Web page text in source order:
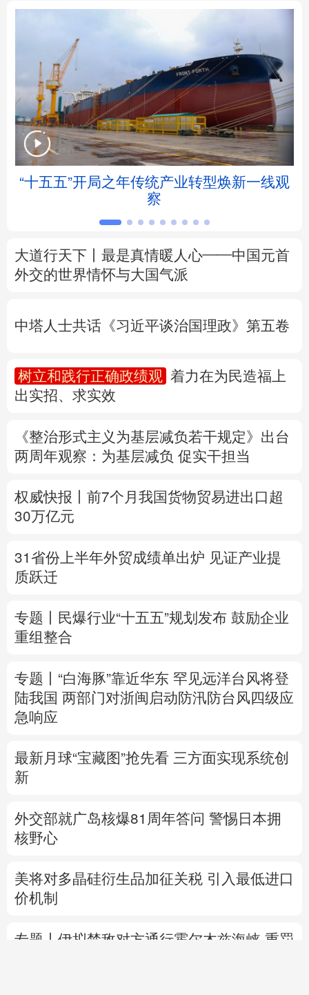
地方频道
北京 天津 河北 山西
辽宁 吉林 上海 江苏
浙江 安徽 福建 江西
四川 贵州 云南
多语种频道
English Español Français عربى
Deutsch
“十五五”开局之年传统产业转型焕新一线观
察
大道行天下丨最是真情暖人心——中国元首
外交的世界情怀与大国气派
中塔人士共话《习近平谈治国理政》第五卷
树立和践行正确政绩观
着力在为民造福上
出实招、求实效
《整治形式主义为基层减负若干规定》出台
两周年观察 ：为基层减负 促实干担当
权威快报丨前7个月我国货物贸易进出口超
30万亿元
31省份上半年外贸成绩单出炉 见证产业提
质跃迁
专题丨
民爆行业“十五五”规划发布 鼓励企业
重组整合
专题丨 “白海豚”靠近华东 罕见远洋台风将登
陆我国 两部门对浙闽启动防汛防台风四级应
急响应
最新月球“宝藏图”抢先看 三方面实现系统创
新
外交部就广岛核爆81周年答问 警惕日本拥
核野心
美将对多晶硅衍生品加征关税 引入最低进口
价机制
专题丨 伊拟禁敌对方通行霍尔木兹海峡 重罚